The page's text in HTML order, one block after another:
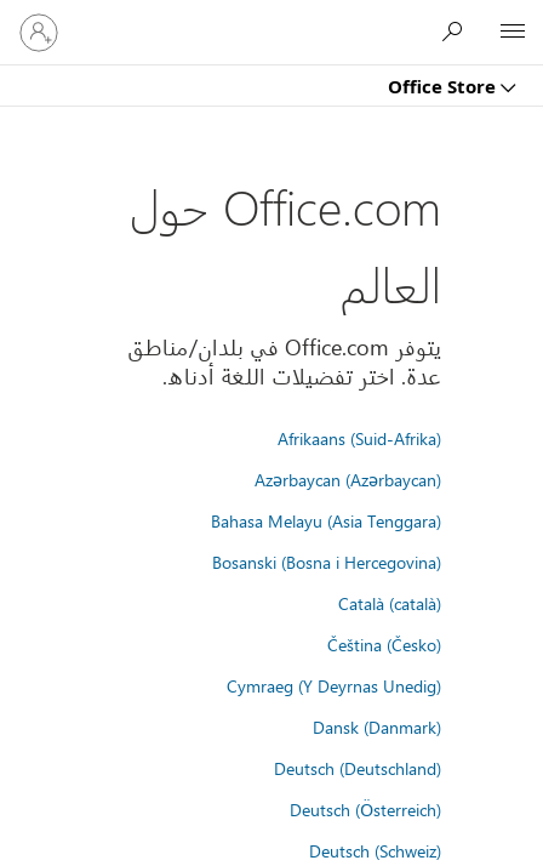
Office Store
تسجيل
الدخول
إلى
Office.com حول
العالم
يتوفر Office.com في بلدان/مناطق
عدة. اختر تفضيلات اللغة أدناه.
Afrikaans (Suid-Afrika)
Azərbaycan (Azərbaycan)
Bahasa Melayu (Asia Tenggara)
Bosanski (Bosna i Hercegovina)
Català (català)
Čeština (Česko)
Cymraeg (Y Deyrnas Unedig)
Dansk (Danmark)
Deutsch (Deutschland)
Deutsch (Österreich)
Deutsch (Schweiz)